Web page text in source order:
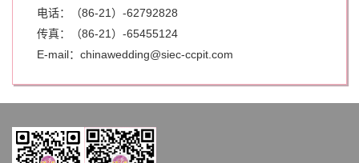
电话：（86-21）-62792828
传真：（86-21）-65455124
E-mail：chinawedding@siec-ccpit.com